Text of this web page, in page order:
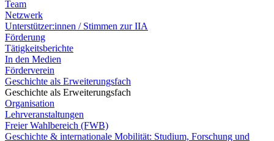
Team
Netzwerk
Unterstützer:innen / Stimmen zur IIA
Förderung
Tätigkeitsberichte
In den Medien
Förderverein
Geschichte als Erweiterungsfach
Geschichte als Erweiterungsfach
Organisation
Lehrveranstaltungen
Freier Wahlbereich (FWB)
Geschichte & internationale Mobilität: Studium, Forschung und